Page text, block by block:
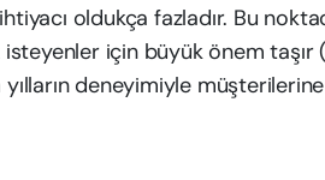
oldukça fazladır. Bu
isteyenler için büyük önem taşır
yılların deneyimiyle